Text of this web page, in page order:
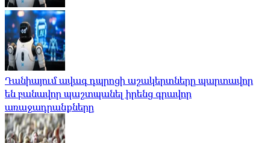
Դանիայում ավագ դպրոցի աշակերտները պարտավոր
են բանավոր պաշտպանել իրենց գրավոր
առաջադրանքները